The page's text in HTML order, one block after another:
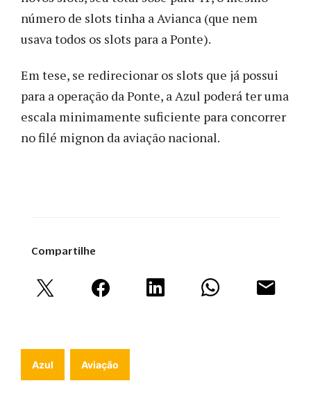
número de slots tinha a Avianca (que nem
usava todos os slots para a Ponte).
Em tese, se redirecionar os slots que já possui
para a operação da Ponte, a Azul poderá ter uma
escala minimamente suficiente para concorrer
no filé mignon da aviação nacional.
Compartilhe
Azul Aviação